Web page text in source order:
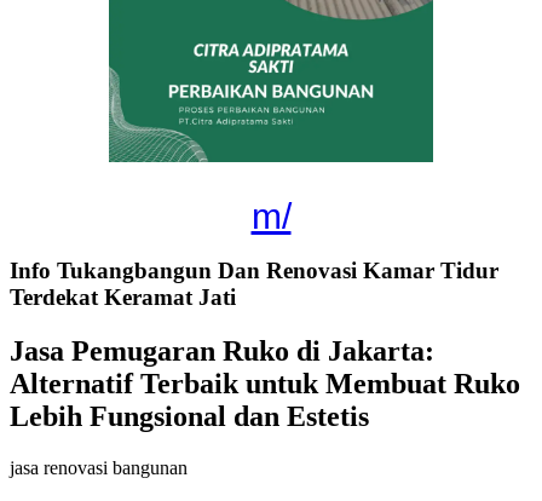
m/
Info Tukangbangun Dan Renovasi Kamar Tidur
Terdekat Keramat Jati
Jasa Pemugaran Ruko di Jakarta:
Alternatif Terbaik untuk Membuat Ruko
Lebih Fungsional dan Estetis
jasa renovasi bangunan